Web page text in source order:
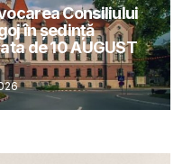
Consiliului
în şedinţă
de 10 AUGUST